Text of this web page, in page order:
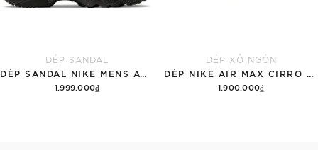
DÉP SANDAL
DÉP SANDAL NIKE MENS ACG AIR DESCHUTZ 'ĐẤT RỪNG'
1.999.000₫
DÉP XỎ NGÓN
DÉP NIKE AIR MAX CIRRO MEN'S SLIDES 'BLACK'
1.900.000₫